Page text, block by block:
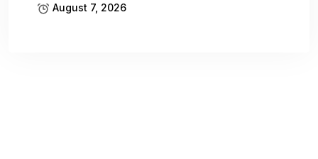
August 7, 2026